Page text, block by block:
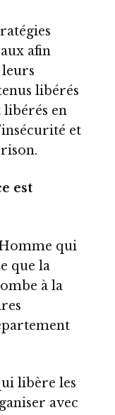
afin
leurs
libérés
en
et
est
qui
que la
à la
libère les
avec